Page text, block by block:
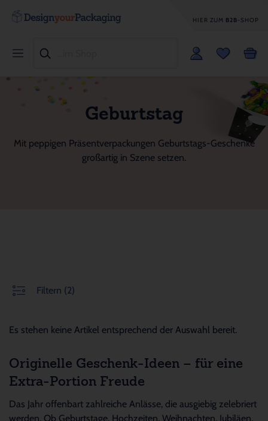
HIER ZUM B2B-SHOP
Geburtstag
Mit peppigen Präsentverpackungen Geburtstags-Geschenke
großartig in Szene setzen.
Filtern (2)
Es stehen keine Artikel entsprechend der Auswahl bereit.
Originelle Geschenk-Ideen – für eine
Extra-Portion Freude
Das Jahr offenbart zahlreiche Anlässe, die ausgiebig zelebriert
werden. Ob Geburtstage, Hochzeiten, Weihnachten, Jubiläen,